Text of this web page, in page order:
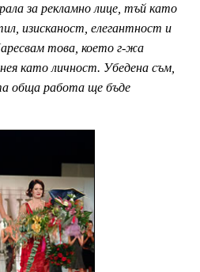
за рекламно лице, тъй като
изисканост, елегантност и
това, което г-жа
като личност. Убедена съм,
обща работа ще бъде